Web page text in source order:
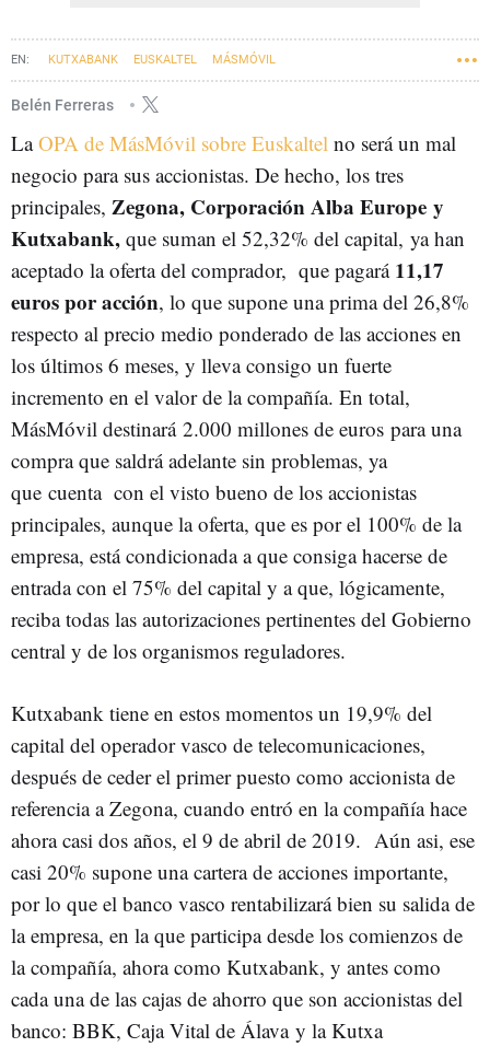
KUTXABANK EUSKALTEL MÁSMÓVIL
Belén Ferreras
LaOPA de MásMóvil sobre Euskaltel no será un mal
negocio para sus accionistas. De hecho, los tres
principales, Zegona, Corporación Alba Europe y
Kutxabank, que suman el 52,32% del capital, ya han
aceptado la oferta del comprador, que pagará 11,17
euros por acción, lo que supone una prima del 26,8%
respecto al precio medio ponderado de las acciones en
los últimos 6 meses, y lleva consigo un fuerte
incremento en el valor de la compañía. En total,
MásMóvil destinará 2.000 millones de euros para una
compra que saldrá adelante sin problemas, ya
que cuenta con el visto bueno de los accionistas
principales, aunque la oferta, que es por el 100% de la
empresa, está condicionada a que consiga hacerse de
entrada con el 75% del capital y a que, lógicamente,
reciba todas las autorizaciones pertinentes del Gobierno
central y de los organismos reguladores.
Kutxabank tiene en estos momentos un 19,9% del
capital del operador vasco de telecomunicaciones,
después de ceder el primer puesto como accionista de
referencia a Zegona, cuando entró en la compañía hace
ahora casi dos años, el 9 de abril de 2019. Aún asi, ese
casi 20% supone una cartera de acciones importante,
por lo que el banco vasco rentabilizará bien su salida de
la empresa, en la que participa desde los comienzos de
la compañía, ahora como Kutxabank, y antes como
cada una de las cajas de ahorro que son accionistas del
banco: BBK, Caja Vital de Álava y la Kutxa